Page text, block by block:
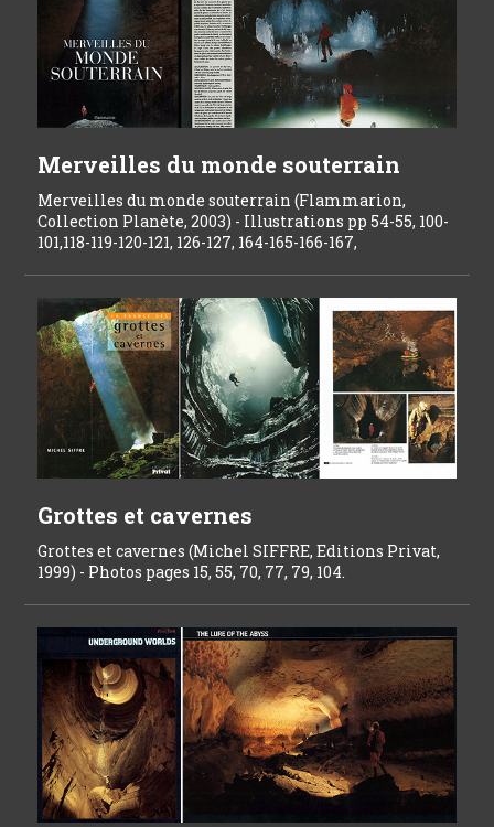
Merveilles du monde souterrain
Merveilles du monde souterrain (Flammarion,
Collection Planète, 2003) - Illustrations pp 54-55, 100-
101,118-119-120-121, 126-127, 164-165-166-167,
Grottes et cavernes
Grottes et cavernes (Michel SIFFRE, Editions Privat,
1999) - Photos pages 15, 55, 70, 77, 79, 104.